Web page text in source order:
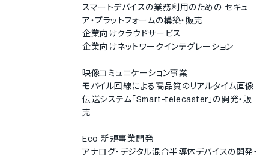
スマートデバイスの業務利用のための セキュ
ア・プラットフォームの構築・販売
企業向けクラウドサービス
企業向けネットワークインテグレーション
映像コミュニケーション事業
モバイル回線による高品質のリアルタイム画像
伝送システム「Smart-telecaster」の開発・販
売
Eco 新規事業開発
アナログ・デジタル混合半導体デバイスの開発・